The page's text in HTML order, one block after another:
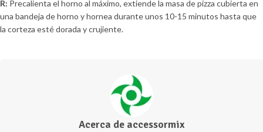
R: Precalienta el horno al máximo, extiende la masa de pizza cubierta en
una bandeja de horno y hornea durante unos 10-15 minutos hasta que
la corteza esté dorada y crujiente.
Acerca de accessormix